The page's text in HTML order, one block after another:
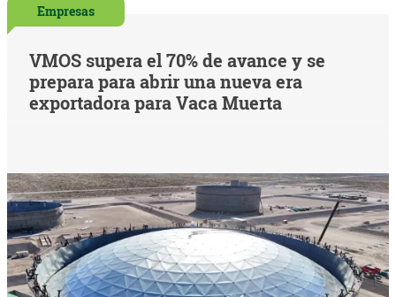
Empresas
VMOS supera el 70% de avance y se
prepara para abrir una nueva era
exportadora para Vaca Muerta